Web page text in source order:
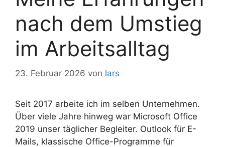
nach dem Umstieg
im Arbeitsalltag
23. Februar 2026 von lars
Seit 2017 arbeite ich im selben Unternehmen.
Über viele Jahre hinweg war Microsoft Office
2019 unser täglicher Begleiter. Outlook für E-
Mails, klassische Office-Programme für